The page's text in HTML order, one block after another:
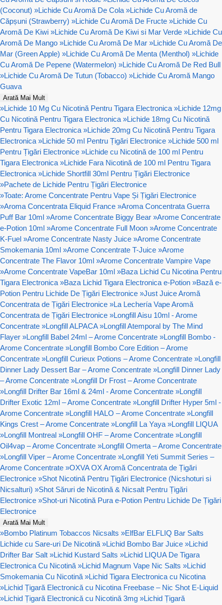
(Coconut) »Lichide Cu Aromă De Cola »Lichide Cu Aromă de
Căpșuni (Strawberry) »Lichide Cu Aromă De Fructe »Lichide Cu
Aromă De Kiwi »Lichide Cu Aromă De Kiwi si Mar Verde »Lichide Cu
Aromă De Mango »Lichide Cu Aromă De Mar »Lichide Cu Aromă De
Mar (Green Apple) »Lichide Cu Aromă De Menta (Menthol) »Lichide
Cu Aromă De Pepene (Watermelon) »Lichide Cu Aromă De Red Bull
»Lichide Cu Aromă De Tutun (Tobacco) »Lichide Cu Aromă Mango
Guava
Arată Mai Mult
»Lichide 10 Mg Cu Nicotină Pentru Tigara Electronica »Lichide 12mg
Cu Nicotină Pentru Tigara Electronica »Lichide 18mg Cu Nicotină
Pentru Tigara Electronica »Lichide 20mg Cu Nicotină Pentru Tigara
Electronica »Lichide 50 ml Pentru Țigări Electronice »Lichide 500 ml
Pentru Țigări Electronice »Lichide cu Nicotină de 100 ml Pentru
Tigara Electronica »Lichide Fara Nicotină de 100 ml Pentru Tigara
Electronica »Lichide Shortfill 30ml Pentru Țigări Electronice
»Pachete de Lichide Pentru Țigări Electronice
»Toate: Arome Concentrate Pentru Vape Și Țigări Electronice
»Aroma Concentrata Eliquid France »Aroma Concentrata Guerra
Puff Bar 10ml »Arome Concentrate Biggy Bear »Arome Concentrate
e-Potion 10ml »Arome Concentrate Full Moon »Arome Concentrate
K-Fuel »Arome Concentrate Nasty Juice »Arome Concentrate
Smokemania 10ml »Arome Concentrate T-Juice »Arome
Concentrate The Flavor 10ml »Arome Concentrate Vampire Vape
»Arome Concentrate VapeBar 10ml »Baza Lichid Cu Nicotina Pentru
Tigara Electronica »Baza Lichid Tigara Electronica e-Potion »Bază e-
Potion Pentru Lichide De Țigări Electronice »Just Juice Aromă
Concentrata de Țigări Electronice »La Lechería Vape Aromă
Concentrata de Țigări Electronice »Longfill Aisu 10ml - Arome
Concentrate »Longfill ALPACA »Longfill Atemporal by The Mind
Flayer »Longfill Babel 24ml – Arome Concentrate »Longfill Bombo -
Arome Concentrate »Longfill Bombo Core Edition – Arome
Concentrate »Longfill Curieux Potions – Arome Concentrate »Longfill
Dinner Lady Dessert Bar – Arome Concentrate »Longfill Dinner Lady
– Arome Concentrate »Longfill Dr Frost – Arome Concentrate
»Longfill Drifter Bar 16ml & 24ml - Arome Concentrate »Longfill
Drifter Exotic 12ml – Arome Concentrate »Longfill Drifter Hyper 5ml -
Arome Concentrate »Longfill HALO – Arome Concentrate »Longfill
Kings Crest – Arome Concentrate »Longfill La Yaya »Longfill LIQUA
»Longfill Montreal »Longfill OHF – Arome Concentrate »Longfill
Oil4vap – Arome Concentrate »Longfill Omerta – Arome Concentrate
»Longfill Viper – Arome Concentrate »Longfill Yeti Summit Series –
Arome Concentrate »OXVA OX Aromă Concentrata de Țigări
Electronice »Shot Nicotină Pentru Țigări Electronice (Nicshoturi si
Nicsalturi) »Shot Săruri de Nicotină & Nicsalt Pentru Țigări
Electronice »Shot-uri Nicotină Pura e-Potion Pentru Lichide De Țigări
Electronice
Arată Mai Mult
»Bombo Platinum Tobaccos Nicsalts »ElfBar ELFLIQ Bar Salts
Lichide cu Sare-uri De Nicotină »Lichid Bombo Bar Juice »Lichid
Drifter Bar Salt »Lichid Kustard Salts »Lichid LIQUA De Tigara
Electronica Cu Nicotină »Lichid Magnum Vape Nic Salts »Lichid
Smokemania Cu Nicotină »Lichid Tigara Electronica cu Nicotina
»Lichid Țigară Electronică cu Nicotina Freebase – Nic Shot E-Liquid
»Lichid Țigară Electronică cu Nicotină 3mg »Lichid Țigară